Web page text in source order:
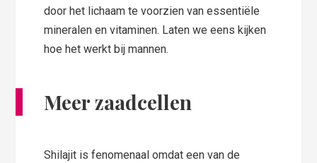
door het lichaam te voorzien van essentiële
mineralen en vitaminen. Laten we eens kijken
hoe het werkt bij mannen.
Meer zaadcellen
Shilajit is fenomenaal omdat een van de